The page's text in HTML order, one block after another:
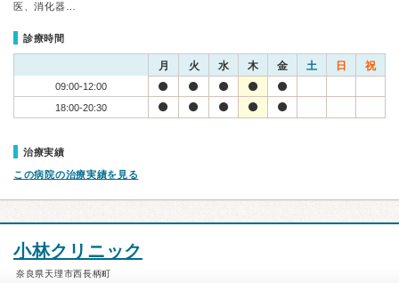
医、消化器…
診療時間
月 火 水 木 金 土 日 祝
09:00-12:00
18:00-20:30
治療実績
この病院の治療実績を見る
小林クリニック
奈良県天理市西長柄町